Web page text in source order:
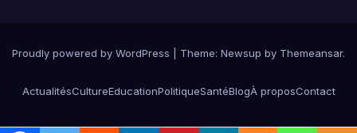
Proudly powered by WordPress Theme: Newsup by Themeansar.
ActualitésCultureEducationPolitiqueSantéBlogÀ proposContact